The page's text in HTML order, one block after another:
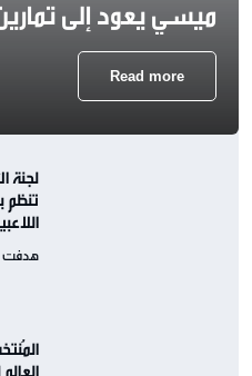
ميسي يعود إلى
Read more
لجنة
تنظم
هدفت